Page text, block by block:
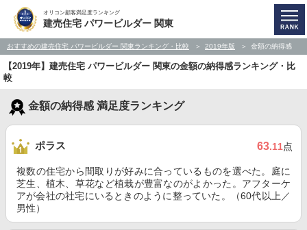
オリコン顧客満足度ランキング
建売住宅 パワービルダー 関東
おすすめの建売住宅 パワービルダー 関東ランキング・比較 2019年版 金額の納得感
【2019年】建売住宅 パワービルダー 関東の金額の納得感ランキング・比
較
金額の納得感 満足度ランキング
ポラス 63.11点
複数の住宅から間取りが好みに合っているものを選べた。庭に
芝生、植木、草花など植栽が豊富なのがよかった。アフターケ
アが会社の社宅にいるときのように整っていた。（60代以上／
男性）